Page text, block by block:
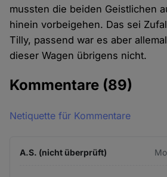
mussten die beiden Geistlichen
hinein vorbeigehen. Das sei
Tilly, passend war es aber
dieser Wagen übrigens nicht.
Kommentare (89)
Netiquette für Kommentare
A.S. (nicht überprüft)